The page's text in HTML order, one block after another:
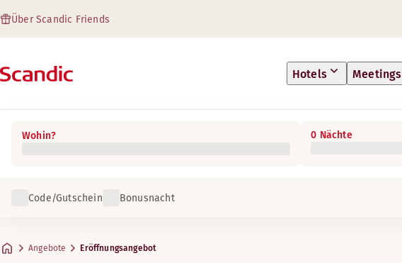
Über Scandic Friends
Hotels Meetings
Wohin? 0 Nächte
Code/Gutschein Bonusnacht
Angebote Eröffnungsangebot